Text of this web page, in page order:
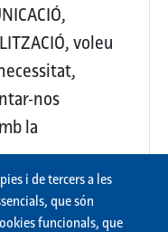
voleu
nos
la
i de tercers a les
que són
funcionals, que